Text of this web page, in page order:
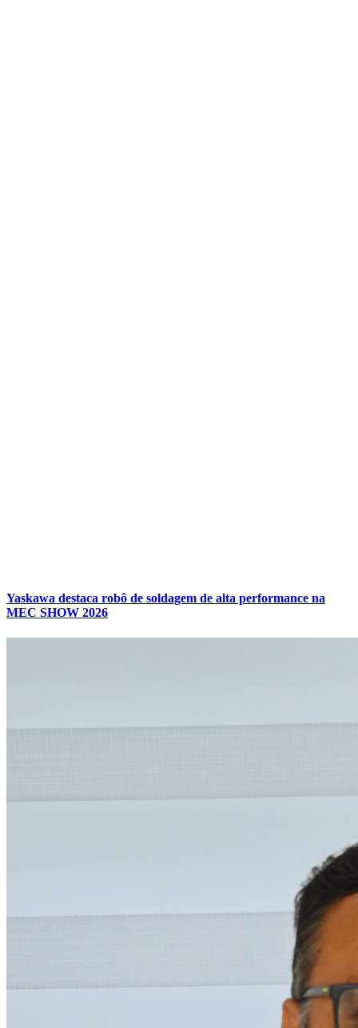
Yaskawa destaca robô de soldagem de alta performance na
MEC SHOW 2026